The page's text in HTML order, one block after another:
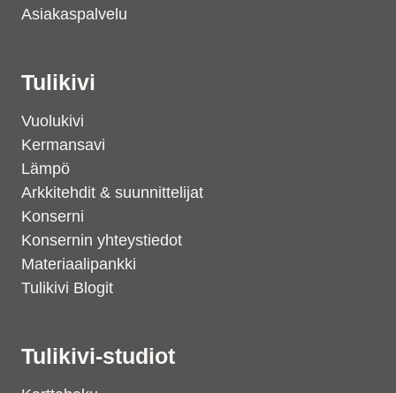
Asiakaspalvelu
Tulikivi
Vuolukivi
Kermansavi
Lämpö
Arkkitehdit & suunnittelijat
Konserni
Konsernin yhteystiedot
Materiaalipankki
Tulikivi Blogit
Tulikivi-studiot